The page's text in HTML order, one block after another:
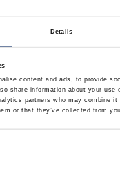
Details
content and ads, to provide
share information about your use
partners who may combine it
or that they’ve collected from
North LLC -